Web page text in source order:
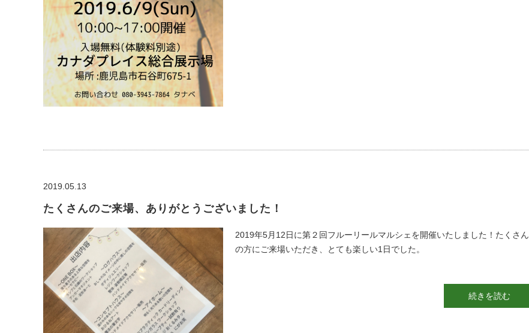
2019.05.13
たくさんのご来場、ありがとうございました！
2019年5月12日に第２回フルーリールマルシェを開催いたしました！たくさん
の方にご来場いただき、とても楽しい1日でした。
続きを読む